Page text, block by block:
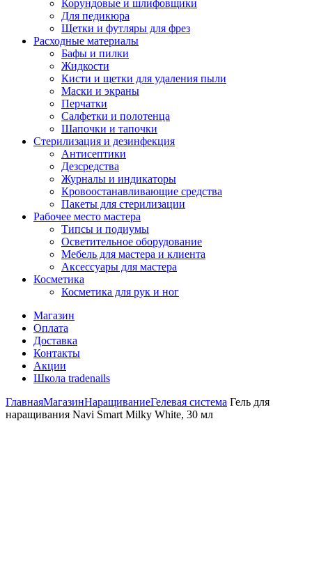
Корундовые и шлифовщики
Для педикюра
Щетки и футляры для фрез
Расходные материалы
Бафы и пилки
Жидкости
Кисти и щетки для удаления пыли
Маски и экраны
Перчатки
Салфетки и полотенца
Шапочки и тапочки
Стерилизация и дезинфекция
Антисептики
Дезсредства
Журналы и индикаторы
Кровоостанавливающие средства
Пакеты для стерилизации
Рабочее место мастера
Типсы и подиумы
Осветительное оборудование
Мебель для мастера и клиента
Аксессуары для мастера
Косметика
Косметика для рук и ног
Магазин
Оплата
Доставка
Контакты
Акции
Школа tradenails
ГлавнаяМагазинНаращиваниеГелевая система Гель для
наращивания Navi Smart Milky White, 30 мл